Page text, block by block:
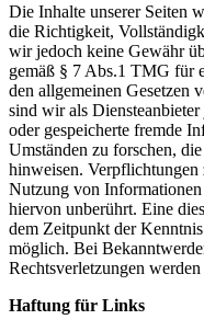
Die Inhalte unserer Seiten
die Richtigkeit,
wir jedoch keine Gewähr
gemäß § 7 Abs.1 TMG für
den allgemeinen Gesetzen
sind wir als
oder gespeicherte fremde
Umständen zu forschen,
hinweisen.
Nutzung von Informationen
hiervon unberührt. Eine
dem Zeitpunkt der
möglich. Bei
Rechtsverletzungen
Haftung für Links